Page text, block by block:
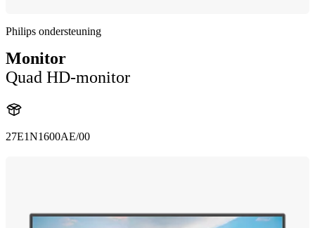
Philips ondersteuning
Monitor
Quad HD-monitor
27E1N1600AE/00